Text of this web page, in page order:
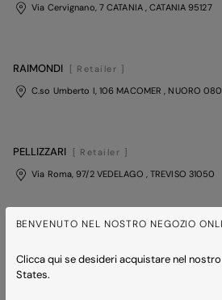
BENVENUTO NEL NOSTRO NEGOZIO
Clicca qui se desideri acquistare nel
States.
Via Cervignano, 7 CATANIA , CATANIA 95127
RAIMONDI
[ Retailer ]
C.so Umberto I, 106 MACOMER, NUORO
PELLIZZARI
[ Retailer ]
Via Roma, 97/2 VEDELAGO , TREVISO 31050
Via Nizza, 104 TORINO, TORINO10126